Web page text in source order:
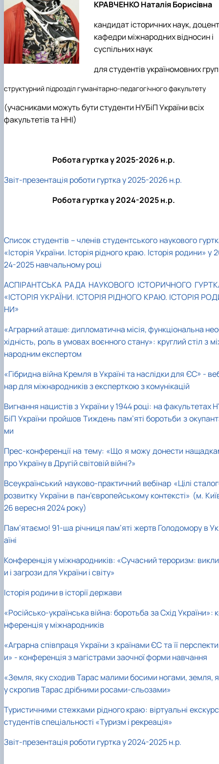
Підготовка до вступу в аспірантуру
Правила прийому 2026
Контактні дані
Профорієнтаційна діяльність
Профорієнтаційна робота
Дні відкритих дверей
Інформація і політика
HistoryEU
КРАВЧЕНКО Наталія Борисівна
кандидат історичних наук, доцент
кафедри міжнародних відносин і
суспільних наук
для студентів україномовних груп
структурний підрозділ гуманітарно-педагогічного факультету
(учасниками можуть бути студенти НУБіП України всіх
факультетів та ННІ)
Робота гуртка у 2025-2026 н.р.
Звіт-презентація роботи гуртка у 2025-2026 н.р.
Робота гуртка у 2024-2025 н.р.
Список студентів – членів студентського наукового
«Історія України. Історія рідного краю. Історія родини» у
24-2025 навчальному році
АСПІРАНТСЬКА РАДА НАУКОВОГО ІСТОРИЧНОГО
«ІСТОРІЯ УКРАЇНИ. ІСТОРІЯ РІДНОГО КРАЮ. ІСТОРІЯ
НИ»
«Аграрний аташе: дипломатична місія, функціональна
хідність, роль в умовах воєнного стану»: круглий стіл з
народним експертом
«Гібридна війна Кремля в Україні та наслідки для ЄС» -
нар для міжнародників з експерткою з комунікацій
Вигнання нацистів з України у 1944 році: на факультетах
БіП України пройшов Тиждень пам’яті боротьби з
ми
Прес-конференції на тему: «Що я можу донести
про Україну в Другій світовій війні?»
Всеукраїнський науково-практичний вебінар «Цілі
розвитку України в пан’європейському контексті» (м.
26 вересня 2024 року)
Пам’ятаємо! 91-ша річниця пам’яті жертв Голодомору в
аїні
Конференція у міжнародників: «Сучасний тероризм:
и і загрози для України і світу»
Історія родини в історії держави
«Російсько-українська війна: боротьба за Схід України»:
нференція у міжнародників
«Аграрна співпраця України з країнами ЄС та її
и» - конференція з магістрами заочної форми навчання
«Земля, яку сходив Тарас малими босими ногами, земля,
у скропив Тарас дрібними росами-сльозами»
Туристичними стежками рідного краю: віртуальні
студентів спеціальності «Туризм і рекреація»
Звіт-презентація роботи гуртка у 2024-2025 н.р.